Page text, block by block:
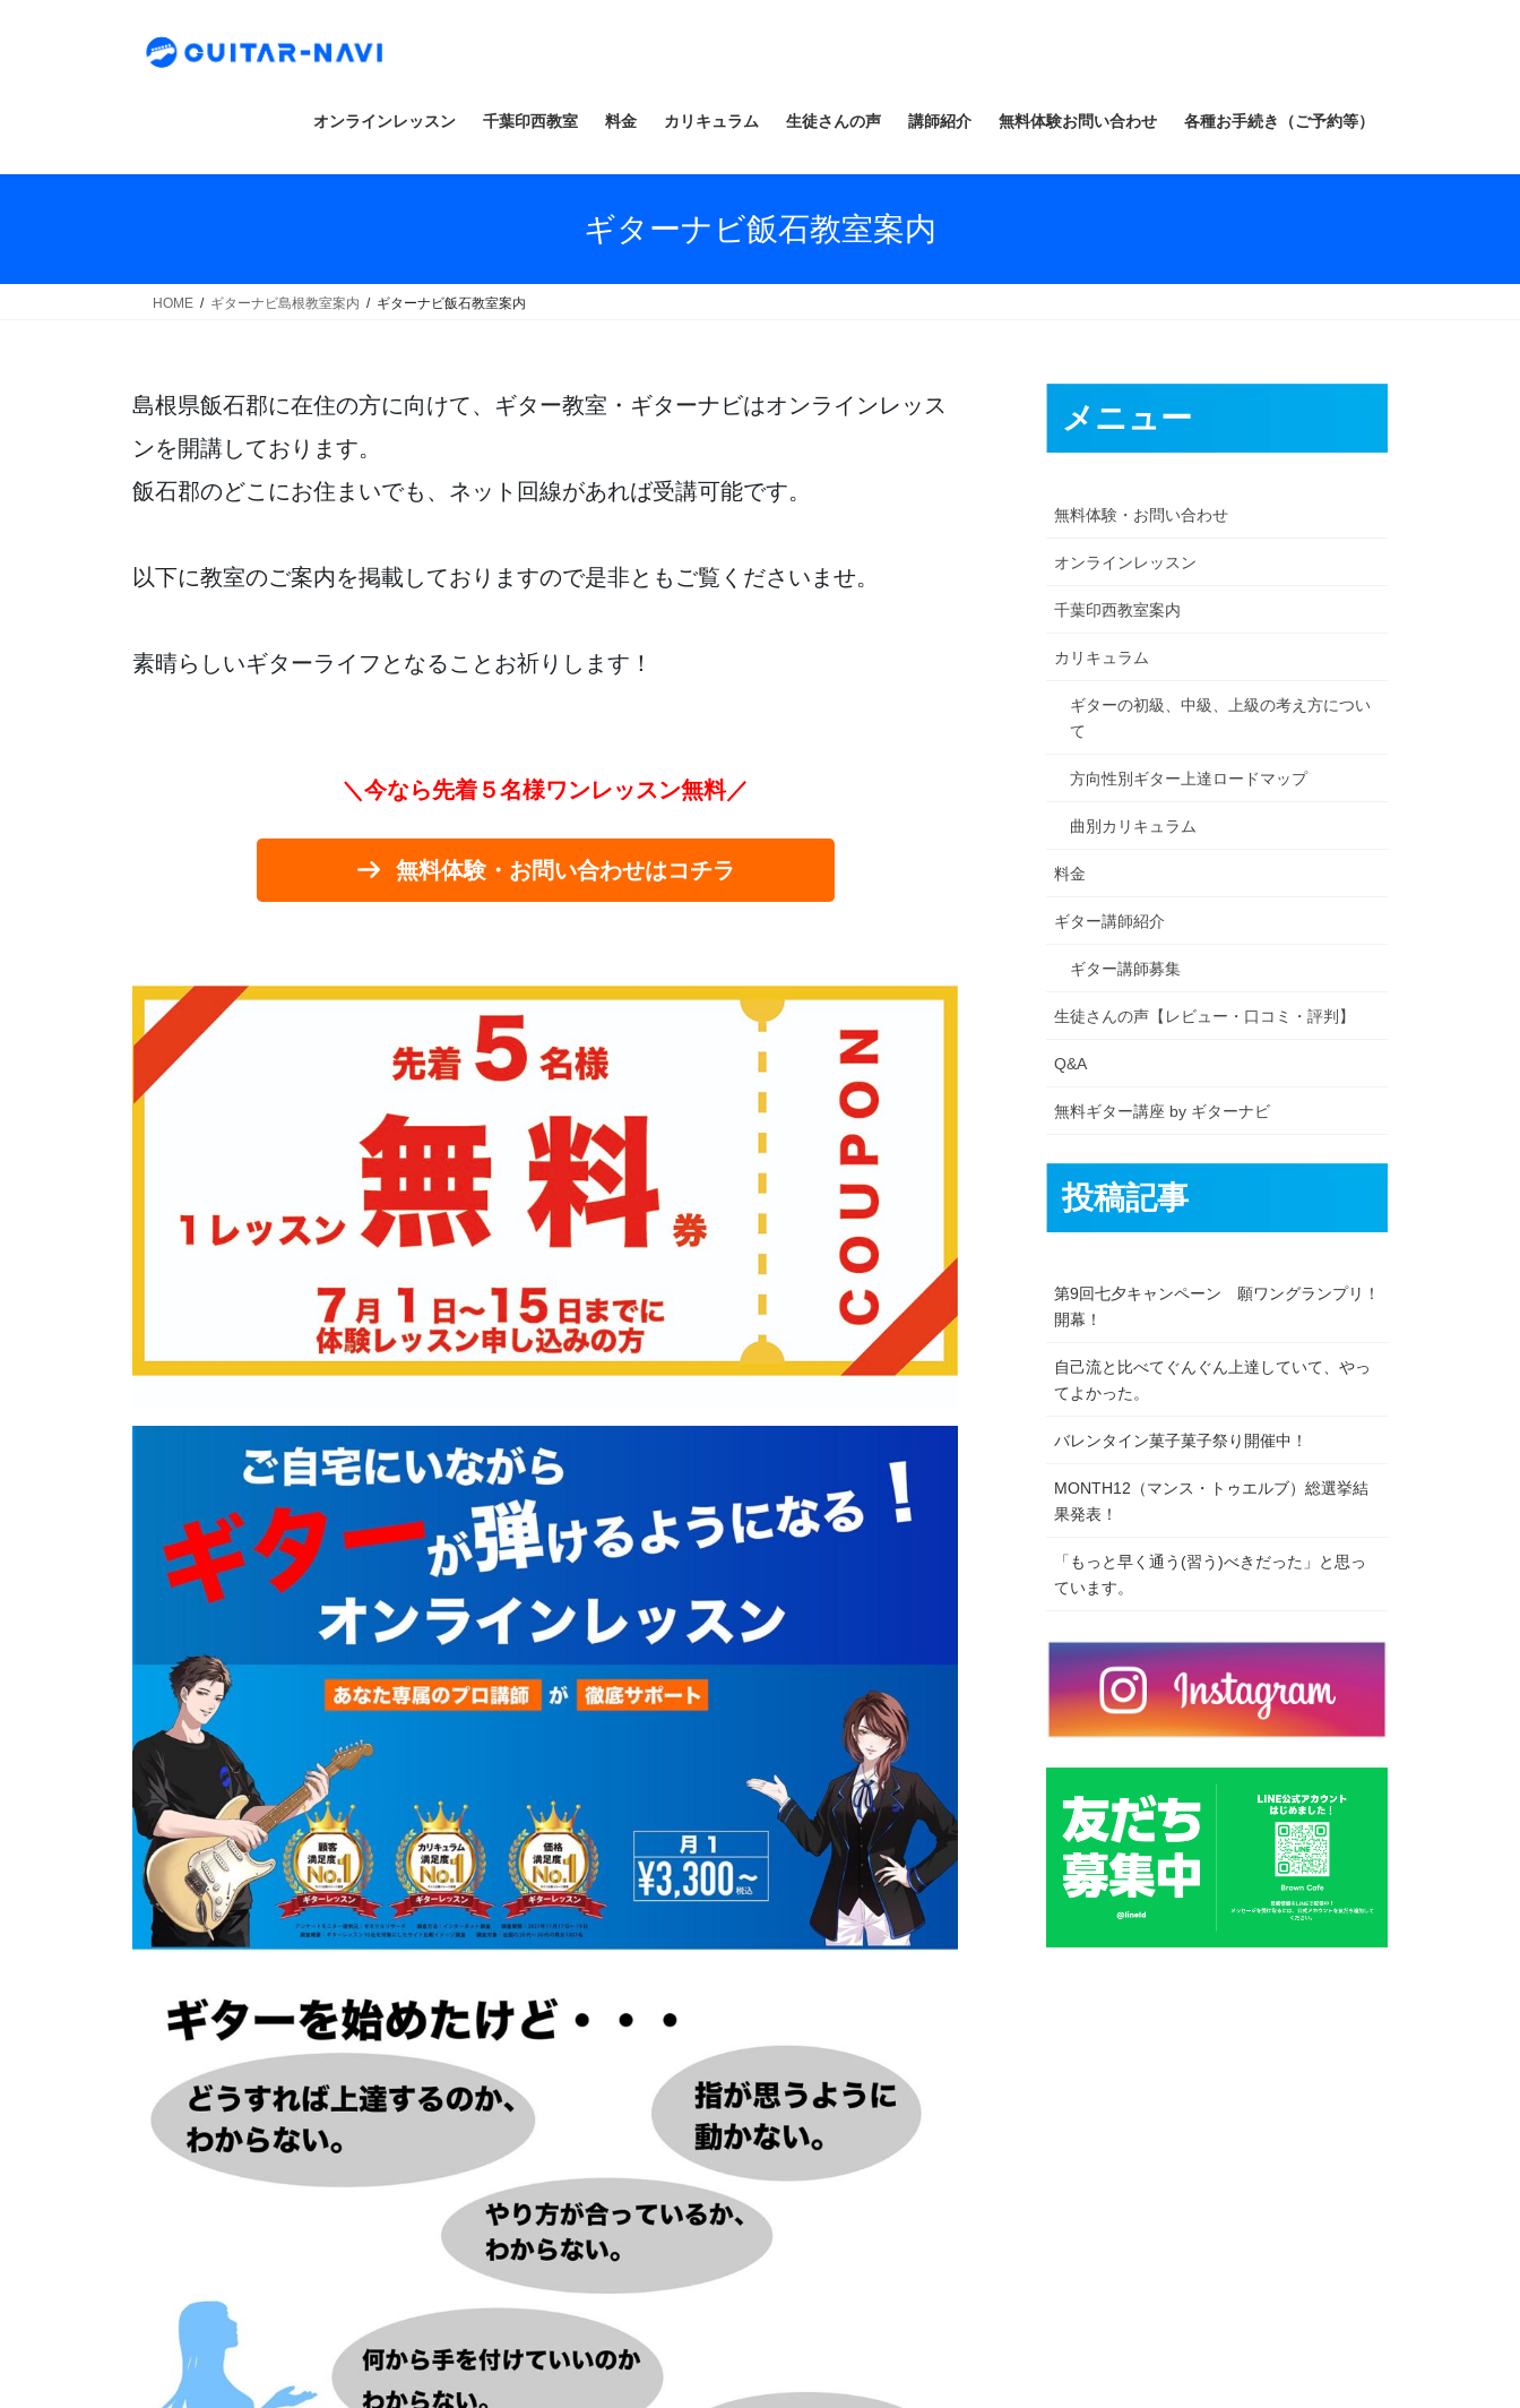
オンラインレッスン 千葉印西教室 料金 カリキュラム 生徒さんの声 講師紹介 無料体験お問い合わせ 各種お手続き（ご予約等）
ギターナビ飯石教室案内
HOME ギターナビ島根教室案内 ギターナビ飯石教室案内
島根県飯石郡に在住の方に向けて、ギター教室・ギターナビはオンラインレッス
ンを開講しております。
飯石郡のどこにお住まいでも、ネット回線があれば受講可能です。
以下に教室のご案内を掲載しておりますので是非ともご覧くださいませ。
素晴らしいギターライフとなることお祈りします！
＼今なら先着５名様ワンレッスン無料／
無料体験・お問い合わせはコチラ
メニュー
無料体験・お問い合わせ
オンラインレッスン
千葉印西教室案内
カリキュラム
ギターの初級、中級、上級の考え方につい
て
方向性別ギター上達ロードマップ
曲別カリキュラム
料金
ギター講師紹介
ギター講師募集
生徒さんの声【レビュー・口コミ・評判】
Q&A
無料ギター講座 by ギターナビ
投稿記事
第9回七夕キャンペーン 願ワングランプリ！
開幕！
自己流と比べてぐんぐん上達していて、やっ
てよかった。
バレンタイン菓子菓子祭り開催中！
MONTH12（マンス・トゥエルブ）総選挙結
果発表！
「もっと早く通う(習う)べきだった」と思っ
ています。